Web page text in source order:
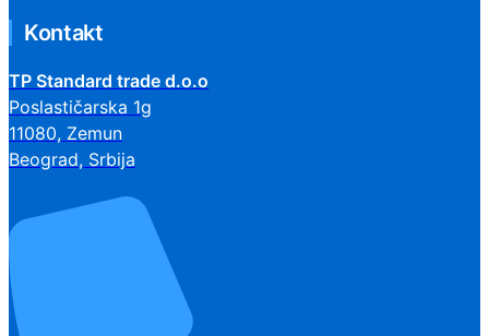
Kontakt
TP Standard trade d.o.o
Poslastičarska 1g
11080, Zemun
Beograd, Srbija